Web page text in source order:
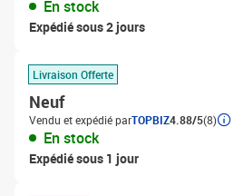
En stock
Expédié sous 2 jours
Livraison Offerte
Neuf
Vendu et expédié parTOPBIZ4.88/5(8)
En stock
Expédié sous 1 jour